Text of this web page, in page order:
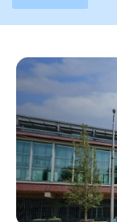
Inloggen